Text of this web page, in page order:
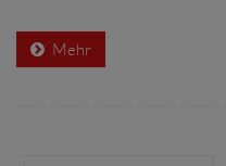
Mehr